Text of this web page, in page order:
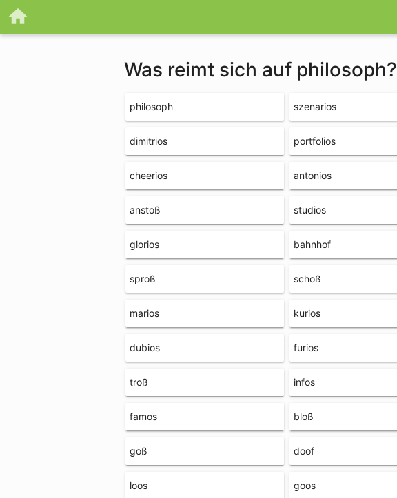
Was reimt sich auf philosoph?
philosoph szenarios
dimitrios portfolios
cheerios antonios
anstoß studios
glorios bahnhof
sproß schoß
marios kurios
dubios furios
troß infos
famos bloß
goß doof
loos goos